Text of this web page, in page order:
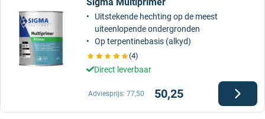
Uitstekende hechting op de meest
uiteenlopende ondergronden
Op terpentinebasis (alkyd)
(4)
Direct leverbaar
50,25
Adviesprijs: 77,50